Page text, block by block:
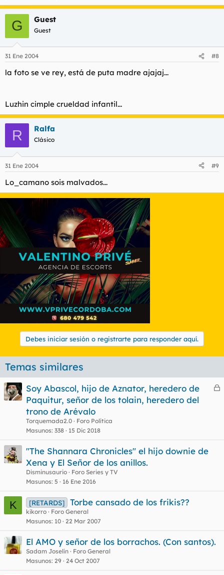
G Guest
Guest
31 Ene 2004 #8
la foto se ve rey, está de puta madre ajajaj...
Luzhin cimple crueldad infantil...
R Ralfa
Clásico
31 Ene 2004 #9
Lo_camano sois malvados...
Debes iniciar sesión o registrarte para responder aquí.
Temas similares
C
d
Soy Abascol, hijo de Aznator, heredero de
Paquitur, señor de los tolain, heredero del
trono de Arévalo
Torquemada2.0
Foro Política
Masunos 338 15 Dic 2018
"The Shannara Chronicles" el hijo downie de
Xena y El Señor de los anillos.
Disminusaurio
Foro Series y TV
Masunos 5 16 Ene 2016
K [RETARDS] Torbe cansado de los frikis??
kikorro
Foro General
Masunos 10 22 Mar 2007
El AMO y señor de los borrachos. (Con santos).
Sadam Joselín
Foro General
Masunos 29 24 Oct 2007